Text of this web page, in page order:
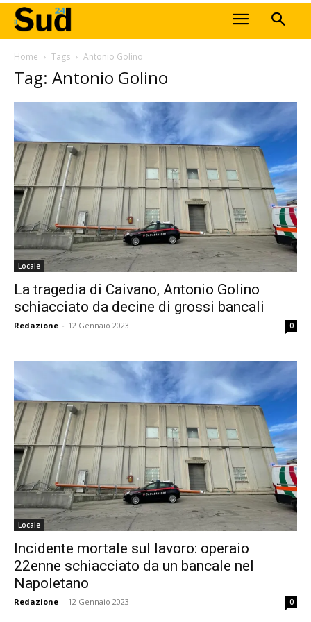
Home Tags Antonio Golino
Tag: Antonio Golino
Locale
La tragedia di Caivano, Antonio Golino
schiacciato da decine di grossi bancali
Redazione - 12 Gennaio 2023 0
Locale
Incidente mortale sul lavoro: operaio
22enne schiacciato da un bancale nel
Napoletano
Redazione - 12 Gennaio 2023 0